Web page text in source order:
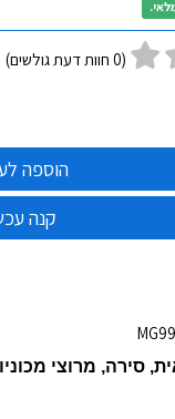
(
0 חוות דעת גולשים)
סירה, מרוצי